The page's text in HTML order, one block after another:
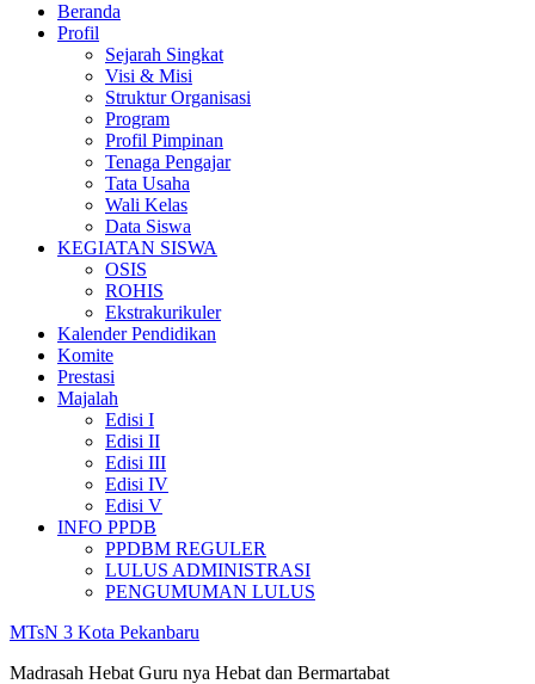
Beranda
Profil
Sejarah Singkat
Visi & Misi
Struktur Organisasi
Program
Profil Pimpinan
Tenaga Pengajar
Tata Usaha
Wali Kelas
Data Siswa
KEGIATAN SISWA
OSIS
ROHIS
Ekstrakurikuler
Kalender Pendidikan
Komite
Prestasi
Majalah
Edisi I
Edisi II
Edisi III
Edisi IV
Edisi V
INFO PPDB
PPDBM REGULER
LULUS ADMINISTRASI
PENGUMUMAN LULUS
MTsN 3 Kota Pekanbaru
Madrasah Hebat Guru nya Hebat dan Bermartabat